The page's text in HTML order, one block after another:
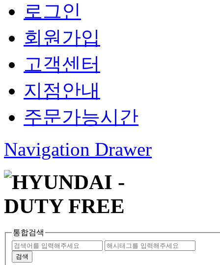
로그인
회원가입
고객센터
지점안내
주문가능시간
Navigation Drawer
통합검색
검색